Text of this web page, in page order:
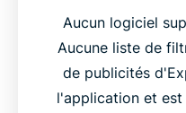
Aucun logiciel
Aucune liste de
de publicités
l'application et